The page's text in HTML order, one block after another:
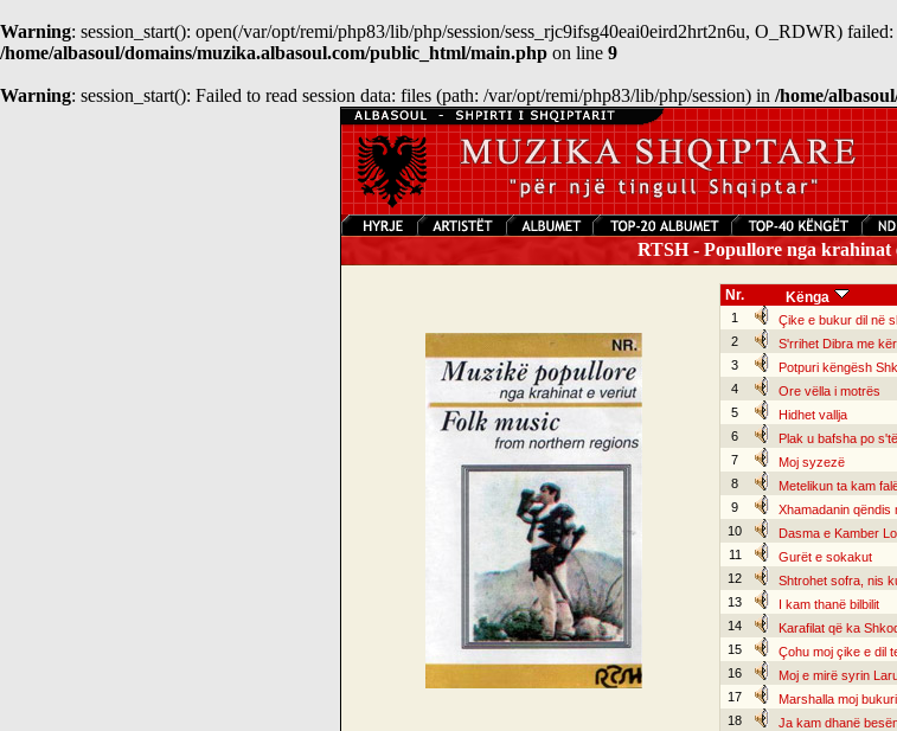
Warning: session_start(): open(/var/opt/remi/php83/lib/php/session/sess_rjc9ifsg40eai0eird2hrt2n6u, O_RDWR)
/home/albasoul/domains/muzika.albasoul.com/public_html/main.php on line 9
Warning: session_start(): Failed to read session data: files (path: /var/opt/remi/php83/lib/php/session) in /home/
RTSH - Popullore nga krahinat
Nr. Kënga
1 Çike e bukur dil në
2
S'rrihet Dibra me
3
Potpuri këngësh
4
Ore vëlla i motrës
5
Hidhet vallja
6
Plak u bafsha po
7
Moj syzezë
8
Metelikun ta kam
9
Xhamadanin qëndis
10
Dasma e Kamber
11
Gurët e sokakut
12
Shtrohet sofra, nis
13
I kam thanë bilbilit
14
Karafilat që ka
15
Çohu moj çike e dil
16
Moj e mirë syrin
17
Marshalla moj bukuri
18
Ja kam dhanë